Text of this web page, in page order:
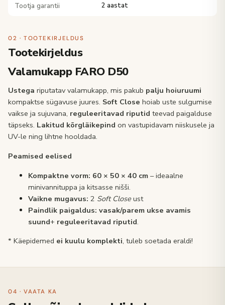
Tootja garantii 2 aastat
02 · TOOTEKIRJELDUS
Tootekirjeldus
Valamukapp FARO D50
Uste­ga riputatav valamukapp, mis pakub palju hoiuruumi
kompaktse sügavuse juures. Soft Close hoiab uste sulgumise
vaikse ja sujuvana, reguleeritavad riputid teevad paigalduse
täpseks. Lakitud kõrgläike­pind on vastupidavam niiskusele ja
UV-le ning lihtne hooldada.
Peamised eelised
Kompaktne vorm: 60 × 50 × 40 cm – ideaalne
minivannituppa ja kitsasse nišši.
Vaikne mugavus: 2 Soft Closeust
Paindlik paigaldus: vasak/parem ukse avamis
suund+ reguleeritavad riputid.
* Käepidemed ei kuulu komplekti, tuleb soetada eraldi!
04 · VAATA KA